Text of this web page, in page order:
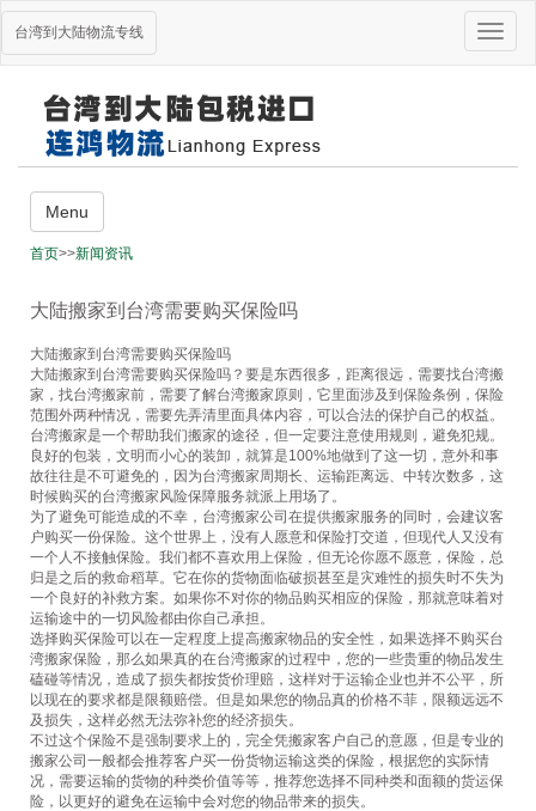
台湾到大陆物流专线
Toggle
主营业务
台湾海运到大陆
台湾到大陆货运
大陆到台湾搬家
台湾到大陆进口
栏目导航
关于我们
主营业务
货物跟踪
新闻资讯
台湾快递
托运展示
联系我们
Close Menu
Menu
首页>>新闻资讯
大陆搬家到台湾需要购买保险吗
大陆搬家到台湾需要购买保险吗
大陆搬家到台湾需要购买保险吗？要是东西很多，距离很远，需要找台湾搬
家，找台湾搬家前，需要了解台湾搬家原则，它里面涉及到保险条例，保险
范围外两种情况，需要先弄清里面具体内容，可以合法的保护自己的权益。
台湾搬家是一个帮助我们搬家的途径，但一定要注意使用规则，避免犯规。
良好的包装，文明而小心的装卸，就算是100%地做到了这一切，意外和事
故往往是不可避免的，因为台湾搬家周期长、运输距离远、中转次数多，这
时候购买的台湾搬家风险保障服务就派上用场了。
为了避免可能造成的不幸，台湾搬家公司在提供搬家服务的同时，会建议客
户购买一份保险。这个世界上，没有人愿意和保险打交道，但现代人又没有
一个人不接触保险。我们都不喜欢用上保险，但无论你愿不愿意，保险，总
归是之后的救命稻草。它在你的货物面临破损甚至是灾难性的损失时不失为
一个良好的补救方案。如果你不对你的物品购买相应的保险，那就意味着对
运输途中的一切风险都由你自己承担。
选择购买保险可以在一定程度上提高搬家物品的安全性，如果选择不购买台
湾搬家保险，那么如果真的在台湾搬家的过程中，您的一些贵重的物品发生
磕碰等情况，造成了损失都按货价理赔，这样对于运输企业也并不公平，所
以现在的要求都是限额赔偿。但是如果您的物品真的价格不菲，限额远远不
及损失，这样必然无法弥补您的经济损失。
不过这个保险不是强制要求上的，完全凭搬家客户自己的意愿，但是专业的
搬家公司一般都会推荐客户买一份货物运输这类的保险，根据您的实际情
况，需要运输的货物的种类价值等等，推荐您选择不同种类和面额的货运保
险，以更好的避免在运输中会对您的物品带来的损失。